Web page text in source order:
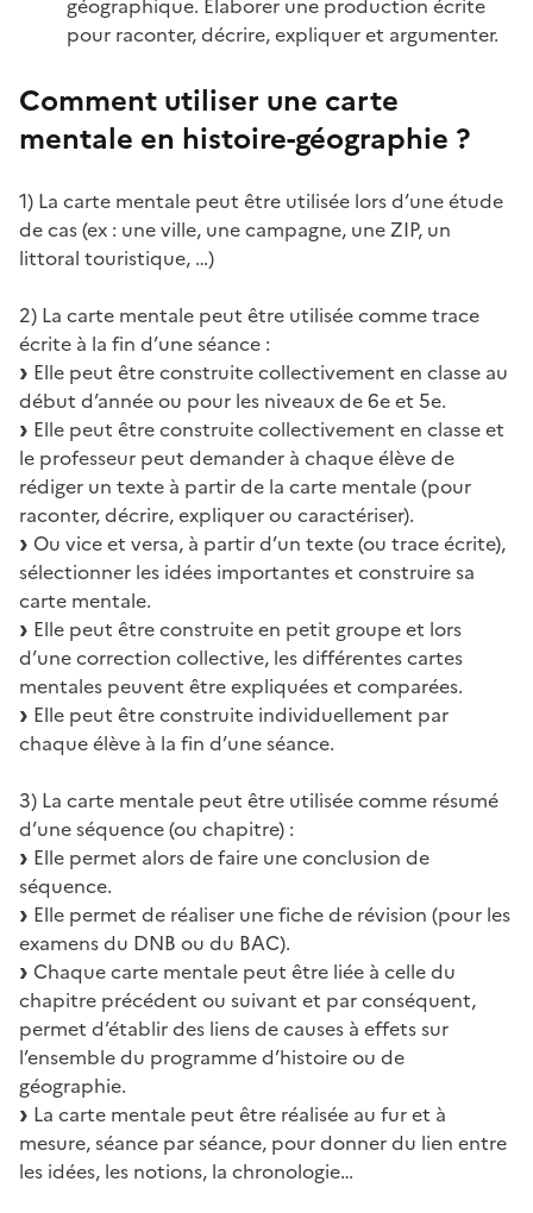
géographique. Élaborer une production écrite
pour raconter, décrire, expliquer et argumenter.
Comment utiliser une carte
mentale en histoire-géographie ?
1) La carte mentale peut être utilisée lors d’une étude
de cas (ex : une ville, une campagne, une ZIP, un
littoral touristique, …)
2) La carte mentale peut être utilisée comme trace
écrite à la fin d’une séance :
Elle peut être construite collectivement en classe au
début d’année ou pour les niveaux de 6e et 5e.
Elle peut être construite collectivement en classe et
le professeur peut demander à chaque élève de
rédiger un texte à partir de la carte mentale (pour
raconter, décrire, expliquer ou caractériser).
Ou vice et versa, à partir d’un texte (ou trace écrite),
sélectionner les idées importantes et construire sa
carte mentale.
Elle peut être construite en petit groupe et lors
d’une correction collective, les différentes cartes
mentales peuvent être expliquées et comparées.
Elle peut être construite individuellement par
chaque élève à la fin d’une séance.
3) La carte mentale peut être utilisée comme résumé
d’une séquence (ou chapitre) :
Elle permet alors de faire une conclusion de
séquence.
Elle permet de réaliser une fiche de révision (pour les
examens du DNB ou du BAC).
Chaque carte mentale peut être liée à celle du
chapitre précédent ou suivant et par conséquent,
permet d’établir des liens de causes à effets sur
l’ensemble du programme d’histoire ou de
géographie.
La carte mentale peut être réalisée au fur et à
mesure, séance par séance, pour donner du lien entre
les idées, les notions, la chronologie…